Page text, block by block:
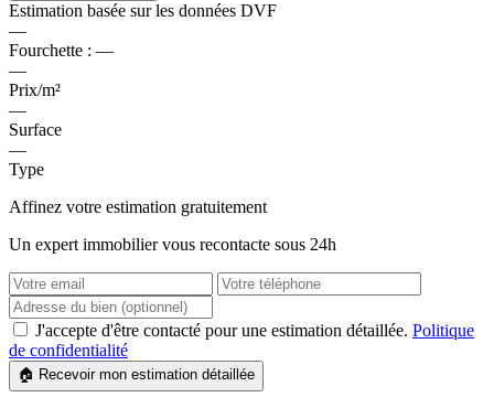
Estimation basée sur les données DVF
—
Fourchette : —
—
Prix/m²
—
Surface
—
Type
Affinez votre estimation gratuitement
Un expert immobilier vous recontacte sous 24h
J'accepte d'être contacté pour une estimation détaillée. Politique
de confidentialité
🏠 Recevoir mon estimation détaillée